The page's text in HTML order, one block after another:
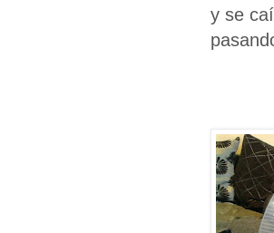
y se